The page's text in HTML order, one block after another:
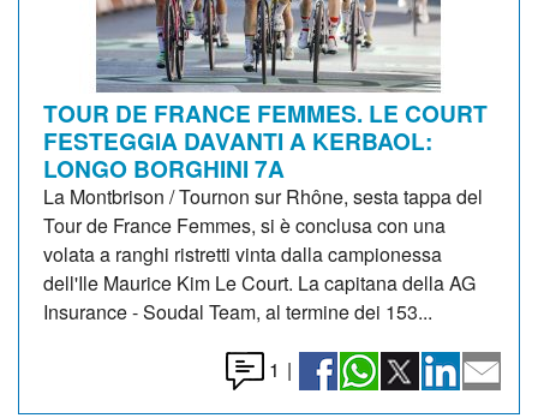
TOUR DE FRANCE FEMMES. LE COURT
FESTEGGIA DAVANTI A KERBAOL:
LONGO BORGHINI 7A
La Montbrison / Tournon sur Rhône, sesta tappa del
Tour de France Femmes, si è conclusa con una
volata a ranghi ristretti vinta dalla campionessa
dell'Ile Maurice Kim Le Court. La capitana della AG
Insurance - Soudal Team, al termine dei 153...
1 |